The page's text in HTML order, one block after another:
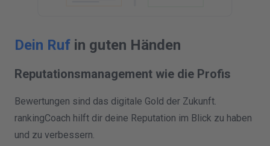
Dein Ruf in guten Händen
Reputationsmanagement wie die Profis
Bewertungen sind das digitale Gold der Zukunft.
rankingCoach hilft dir deine Reputation im Blick zu haben
und zu verbessern.